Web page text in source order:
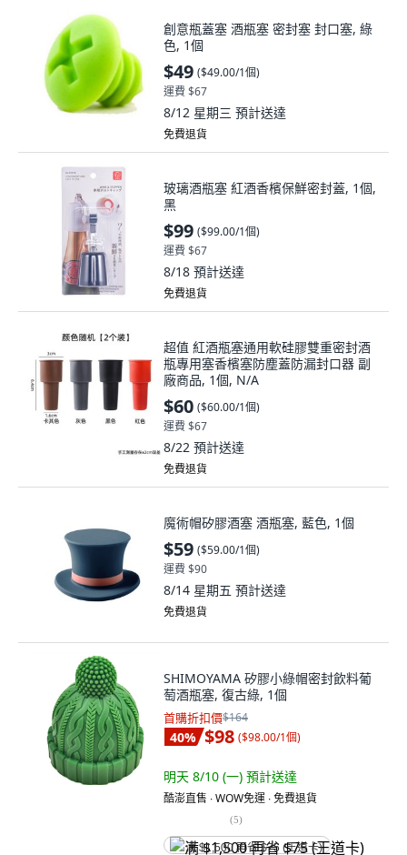
創意瓶蓋塞 酒瓶塞 密封塞 封口塞, 綠
色, 1個
$49 ($49.00/1個)
運費 $67
8/12 星期三 預計送達
免費退貨
玻璃酒瓶塞 紅酒香檳保鮮密封蓋, 1個,
黑
$99 ($99.00/1個)
運費 $67
8/18 預計送達
免費退貨
超值 紅酒瓶塞通用軟硅膠雙重密封酒
瓶專用塞香檳塞防塵蓋防漏封口器 副
廠商品, 1個, N/A
$60 ($60.00/1個)
運費 $67
8/22 預計送達
免費退貨
魔術帽矽膠酒塞 酒瓶塞, 藍色, 1個
$59 ($59.00/1個)
運費 $90
8/14 星期五 預計送達
免費退貨
SHIMOYAMA 矽膠小綠帽密封飲料葡
萄酒瓶塞, 復古綠, 1個
首購折扣價$164
40% $98 ($98.00/1個)
明天 8/10 (一) 預計送達
酷澎直售 ∙ WOW免運 ∙ 免費退貨
(5)
满 $1,500 再省 $75 (王道卡)